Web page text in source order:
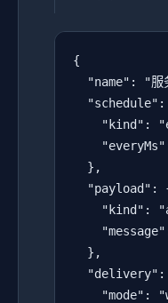
{
"name": "服
"schedule":
"kind":
  },
"payload":
"kind":
  },
"delivery":
"mode":